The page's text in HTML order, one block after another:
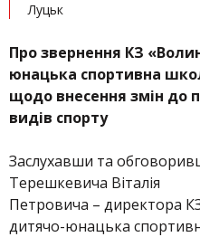
Луцьк
Прозвернення КЗ
юнацька спортивна
щодо внесення змін до
видів спорту
Заслухавши та
Терешкевича Віталія
Петровича – директора
дитячо-юнацька